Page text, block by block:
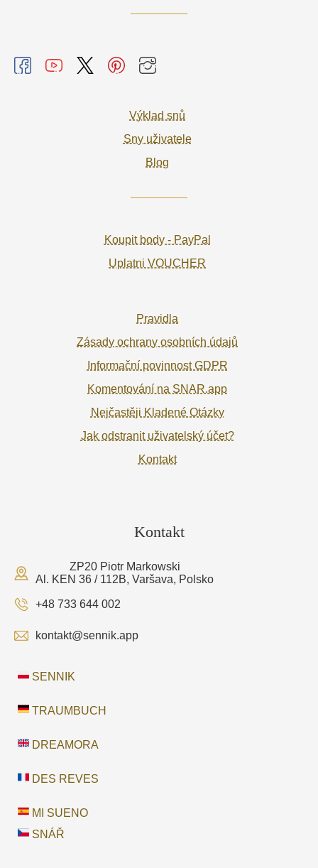
Výklad snů
Sny uživatele
Blog
Koupit body - PayPal
Uplatni VOUCHER
Pravidla
Zásady ochrany osobních údajů
Informační povinnost GDPR
Komentování na SNAR.app
Nejčastěji Kladené Otázky
Jak odstranit uživatelský účet?
Kontakt
Kontakt
ZP20 Piotr Markowski
Al. KEN 36 / 112B, Varšava, Polsko
+48 733 644 002
kontakt@sennik.app
SENNIK
TRAUMBUCH
DREAMORA
DES REVES
MI SUENO
SNÁŘ